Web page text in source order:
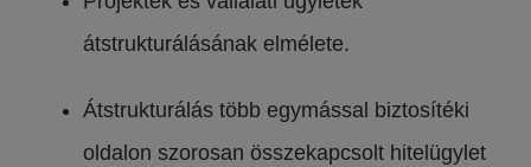
átstrukturálásának elmélete.
Átstrukturálás több egymással biztosítéki
oldalon szorosan összekapcsolt hitelügylet